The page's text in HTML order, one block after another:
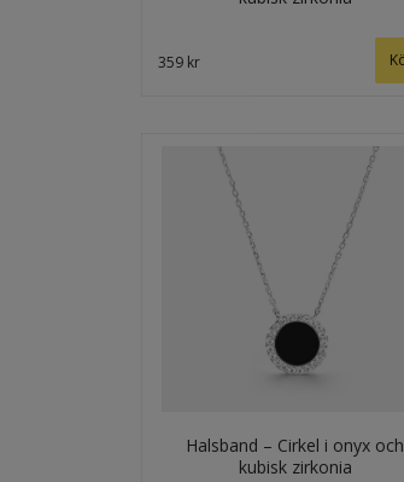
359 kr
Halsband – Cirkel i onyx och
kubisk zirkonia